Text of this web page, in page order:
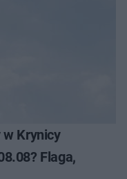
w Krynicy
Flaga,